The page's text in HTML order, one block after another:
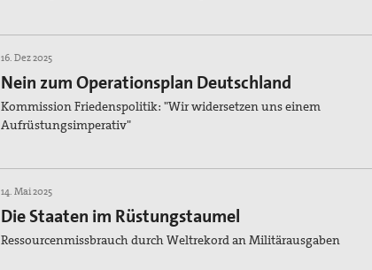
16. Dez 2025
Nein zum Operationsplan Deutschland
Kommission Friedenspolitik: "Wir widersetzen uns einem
Aufrüstungsimperativ"
14. Mai 2025
Die Staaten im Rüstungstaumel
Ressourcenmissbrauch durch Weltrekord an Militärausgaben